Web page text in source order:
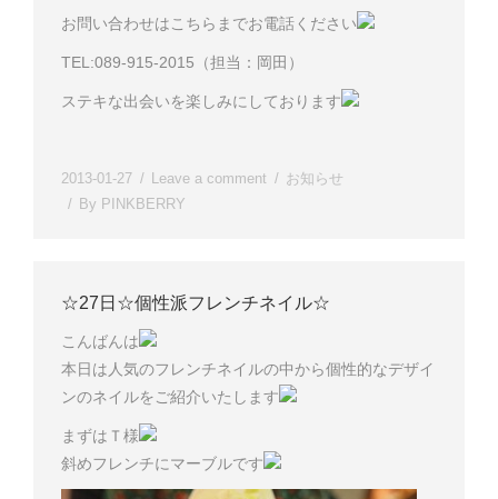
お問い合わせはこちらまでお電話ください
TEL:089-915-2015（担当：岡田）
ステキな出会いを楽しみにしております
2013-01-27 Leave a comment
お知らせ
By PINKBERRY
☆27日☆個性派フレンチネイル☆
こんばんは
本日は人気のフレンチネイルの中から個性的なデザイ
ンのネイルをご紹介いたします
まずはＴ様
斜めフレンチにマーブルです